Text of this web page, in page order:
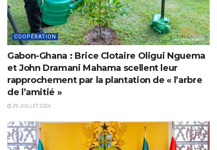
COOPÉRATION
Gabon-Ghana : Brice Clotaire Oligui Nguema
et John Dramani Mahama scellent leur
rapprochement par la plantation de « l’arbre
de l’amitié »
29 JUILLET 2026